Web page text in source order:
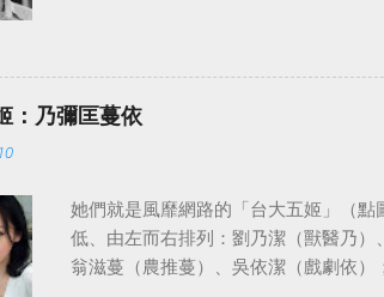
：乃彌匡蔓依
她們就是風靡網路的「台大五姬」（
低、由左而右排列：劉乃潔（獸醫乃）
翁滋蔓（農推蔓）、吳依潔（戲劇依）